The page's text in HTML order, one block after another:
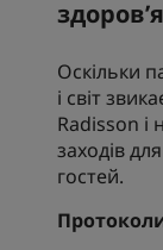
Kunlun
Оскільки
і світ
Radisson і
заходів
гостей.